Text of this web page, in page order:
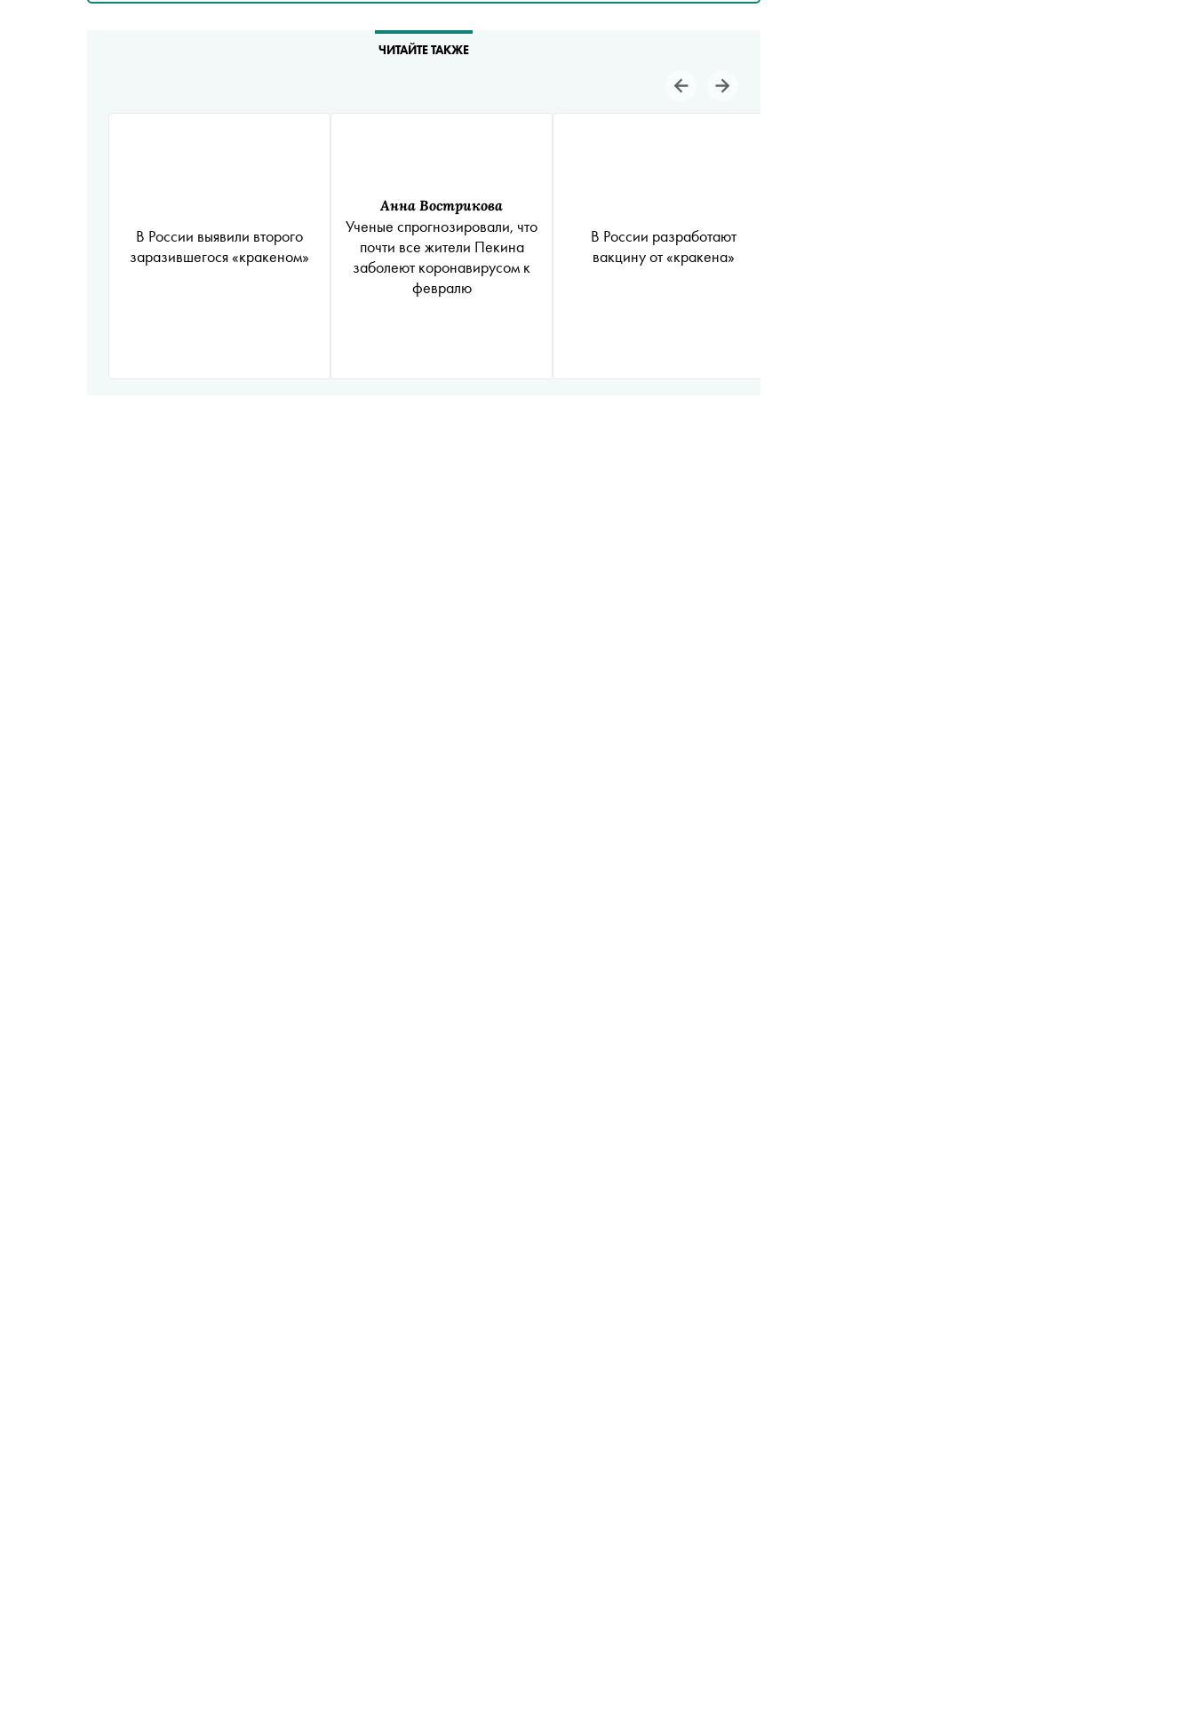
ЧИТАЙТЕ ТАКЖЕ
В России выявили второго
заразившегося «кракеном»
Анна Вострикова
Ученые спрогнозировали, что
почти все жители Пекина
заболеют коронавирусом к
февралю
В России разработают
вакцину от «кракена»